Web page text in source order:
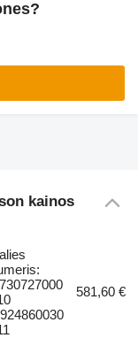
kainos
581,60 €